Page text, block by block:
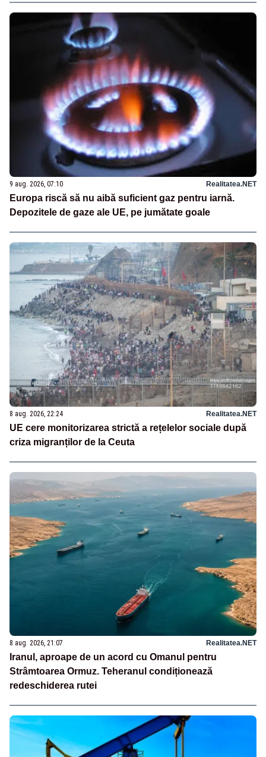
9 aug. 2026, 07:10 Realitatea.NET
Europa riscă să nu aibă suficient gaz pentru iarnă.
Depozitele de gaze ale UE, pe jumătate goale
8 aug. 2026, 22:24 Realitatea.NET
UE cere monitorizarea strictă a rețelelor sociale după
criza migranților de la Ceuta
8 aug. 2026, 21:07 Realitatea.NET
Iranul, aproape de un acord cu Omanul pentru
Strâmtoarea Ormuz. Teheranul condiționează
redeschiderea rutei